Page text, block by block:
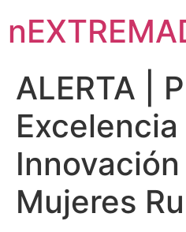
ALERTA |
Excelencia
Mujeres